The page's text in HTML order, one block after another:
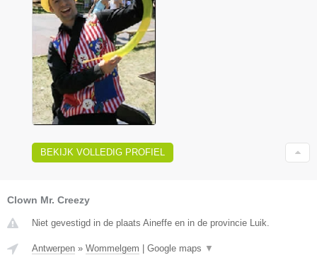
BEKIJK VOLLEDIG PROFIEL
Clown Mr. Creezy
Niet gevestigd in de plaats Aineffe en in de provincie Luik.
Antwerpen » Wommelgem Google maps ▼